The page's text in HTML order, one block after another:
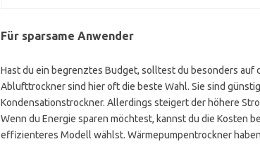
Für sparsame Anwender
Hast du ein begrenztes Budget, solltest du besonders auf
Ablufttrockner sind hier oft die beste Wahl. Sie sind
Kondensationstrockner. Allerdings steigert der höhere
Wenn du Energie sparen möchtest, kannst du die Kosten
effizienteres Modell wählst. Wärmepumpentrockner